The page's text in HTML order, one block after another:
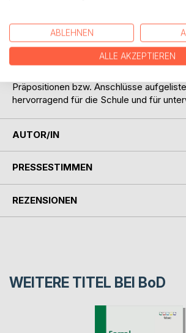
BESCHREIBUNG
In Forza! Italienische Verben und ihre
Präpositionen bzw. Anschlüsse
hervorragend für die Schule und für
AUTOR/IN
PRESSESTIMMEN
REZENSIONEN
WEITERE TITEL BEI BoD
ABLEHNEN
ALLE AKZEPTIEREN